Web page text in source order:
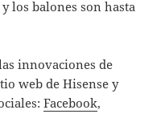
los balones son hasta
innovaciones de
web de Hisense y
Facebook,